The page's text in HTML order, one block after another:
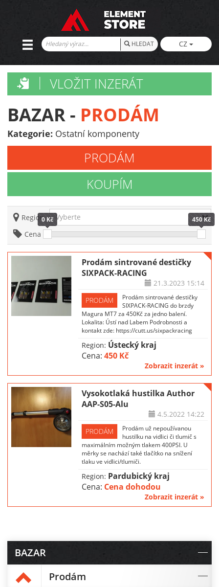
HLEDAT CZ
VLOŽIT INZERÁT
BAZAR - PRODÁM
Kategorie: Ostatní komponenty
PRODÁM
KOUPÍM
Region
Vyberte
Cena
0 Kč 450 Kč
Prodám sintrované destičky
SIXPACK-RACING
21.3.2023 15:14
PRODÁM
Prodám sintrované destičky
SIXPACK-RACING do brzdy
Magura MT7 za 450Kč za jedno balení.
Lokalita: Ústí nad Labem Podrobnosti a
kontakt zde: https://cutt.us/sixpackracing
Region: Ústecký kraj
Cena:450 Kč
Zobrazit inzerát »
Vysokotlaká hustilka Author
AAP-S05-Alu
4.5.202214:22
PRODÁM
Prodám už nepoužívanou
hustilku na vidlici či tlumič s
maximálním možným tlakem 400PSI. U
měrky se nachází také tlačítko na snížení
tlaku ve vidlici/tlumiči.
Region: Pardubický kraj
Cena: Cena dohodou
Zobrazit inzerát »
BAZAR
Prodám